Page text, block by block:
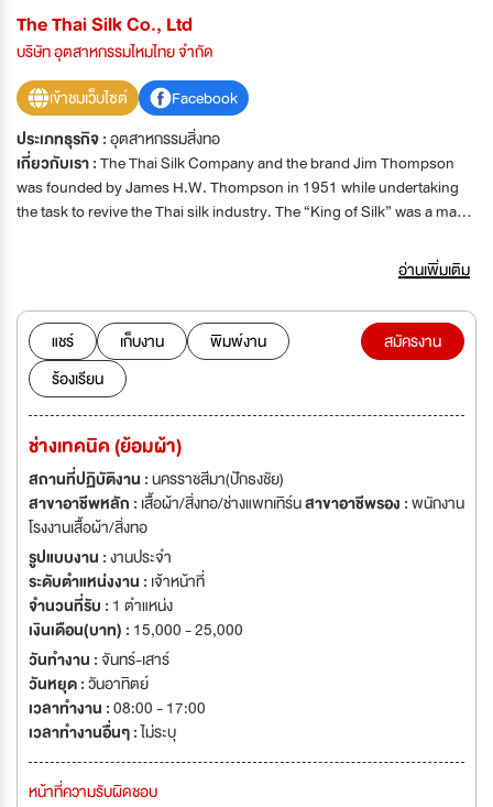
The Thai Silk Co., Ltd
บริษัท อุตสาหกรรมไหมไทย จำกัด
เข้าชมเว็บไซต์
Facebook
ประเภทธุรกิจ :อุตสาหกรรมสิ่งทอ
เกี่ยวกับเรา :The Thai Silk Company and the brand Jim Thompson
was founded by James H.W. Thompson in 1951 while undertaking
the task to revive the Thai silk industry. The “King of Silk” was a man
art collector, an aesthete, a man of action and conviction. Above all,
he was driven by a great love for Thai people and their rich culture.
The Thai Silk Company continues to be inspired by its founder’s
values. The Jim Thompson brand presents fabrics, personal goods
and fine Thai cuisine to the world’s most demanding customers,
particularly those in search of authenticity, originality, and refinement,
who share our aesthetics sensibility, and who are fascinated by the
mysteries of the brand and of the region.
อ่านเพิ่มเติม
แชร์ เก็บงาน
พิมพ์งาน
ร้องเรียน
สมัครงาน
ช่างเทคนิค (ย้อมผ้า)
สถานที่ปฏิบัติงาน :นครราชสีมา(ปักธงชัย)
สาขาอาชีพหลัก : เสื้อผ้า/สิ่งทอ/ช่างแพทเทิร์นสาขาอาชีพรอง :พนักงาน
โรงงานเสื้อผ้า/สิ่งทอ
รูปแบบงาน :งานประจำ
ระดับตำแหน่งงาน : เจ้าหน้าที่
จำนวนที่รับ : 1 ตำแหน่ง
เงินเดือน(บาท) : 15,000 - 25,000
วันทำงาน :จันทร์-เสาร์
วันหยุด :วันอาทิตย์
เวลาทำงาน :08:00 - 17:00
เวลาทำงานอื่นๆ :ไม่ระบุ
หน้าที่ความรับผิดชอบ